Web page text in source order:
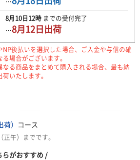
8月10日12時までの受付完了
…8月12日出荷
後払いを選択した場合、ご入金や与信の確
場合がございます。
る商品をまとめて購入される場合、最も納
いたします。
） コース
午）までです。
がおすすめ /